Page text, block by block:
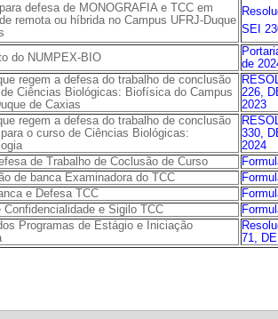
defesa de MONOGRAFIA e TCC em
remota ou híbrida no Campus UFRJ-Duque
SEI
do NUMPEX-BIO
de
regem a defesa do trabalho de conclusão
Ciências Biológicas: Biofísica do Campus
de Caxias
226,
2023
regem a defesa do trabalho de conclusão
o curso de Ciências Biológicas:
330,
2024
de Trabalho de Coclusão de Curso
de banca Examinadora do TCC
e Defesa TCC
Confidencialidade e Sigilo TCC
Programas de Estágio e Iniciação
71,